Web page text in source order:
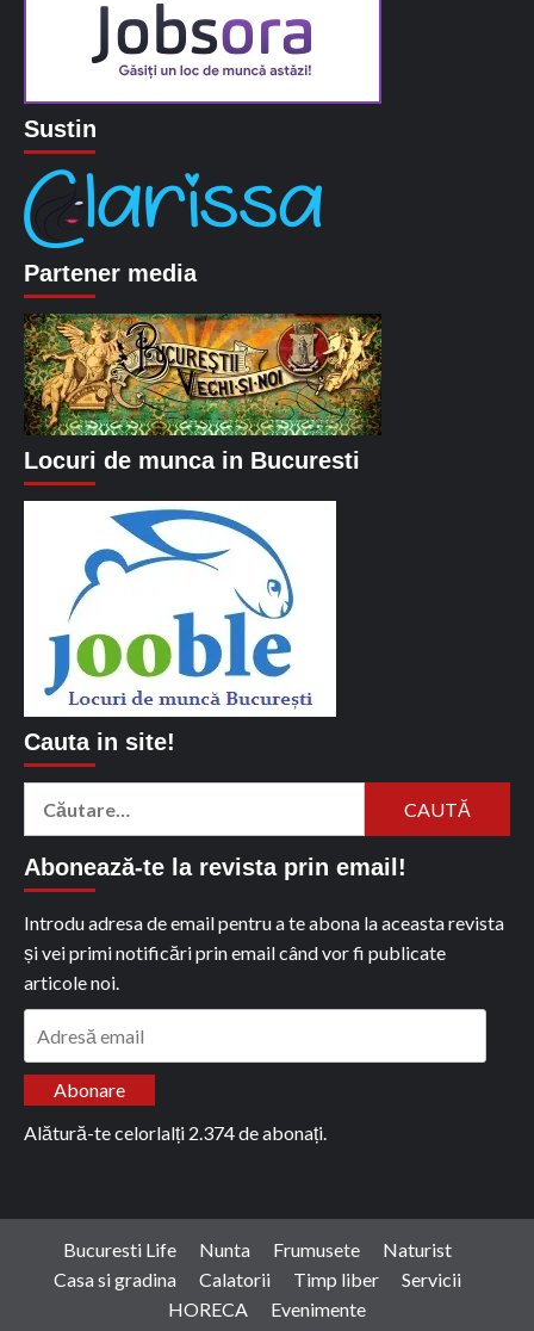
Sustin
Partener media
Locuri de munca in Bucuresti
Cauta in site!
Caută
Abonează-te la revista prin email!
Introdu adresa de email pentru a te abona la aceasta revista
și vei primi notificări prin email când vor fi publicate
articole noi.
Abonare
Alătură-te celorlalți 2.374 de abonați.
Bucuresti Life Nunta Frumusete
Naturist
Casa si gradina
Calatorii Timp liber
Servicii
HORECA
Evenimente